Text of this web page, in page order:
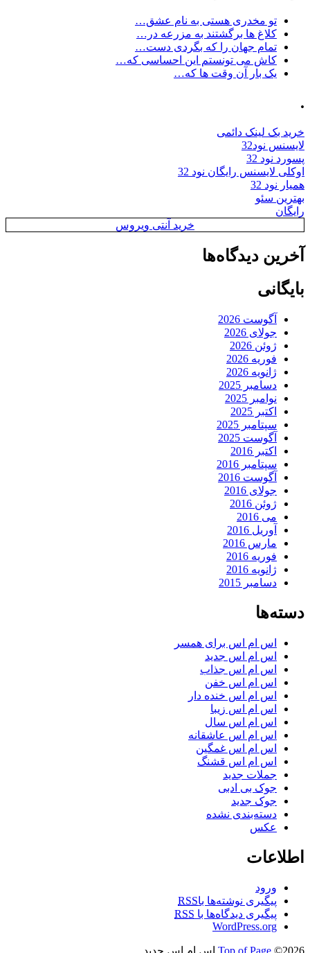
تو مخدری هستی به نام عشق…
کلاغ ها برگشتند به مزرعه در…
تمام جهان را که بگردی دست…
کاش می تونستم این احساسی که…
یک بار آن وقت ها که…
.
خرید بک لینک دائمی
لایسنس نود32
پسورد نود 32
اوکلی لایسنس رایگان نود 32
همیار نود 32
بهترین سئو
رایگان
خرید آنتی ویروس
آخرین دیدگاه‌ها
بایگانی
آگوست 2026
جولای 2026
ژوئن 2026
فوریه 2026
ژانویه 2026
دسامبر 2025
نوامبر 2025
اکتبر 2025
سپتامبر 2025
آگوست 2025
اکتبر 2016
سپتامبر 2016
آگوست 2016
جولای 2016
ژوئن 2016
می 2016
آوریل 2016
مارس 2016
فوریه 2016
ژانویه 2016
دسامبر 2015
دسته‌ها
اس ام اس برای همسر
اس ام اس جدید
اس ام اس جذاب
اس ام اس خفن
اس ام اس خنده دار
اس ام اس زیبا
اس ام اس سال
اس ام اس عاشقانه
اس ام اس غمگین
اس ام اس قشنگ
جملات جدید
جوک بی ادبی
جوک جدید
دسته‌بندی نشده
عکس
اطلاعات
ورود
پیگیری نوشته‌ها باRSS
پیگیری دیدگاه‌ها با RSS
WordPress.org
Top of Page ©2026 اس ام اس جدید